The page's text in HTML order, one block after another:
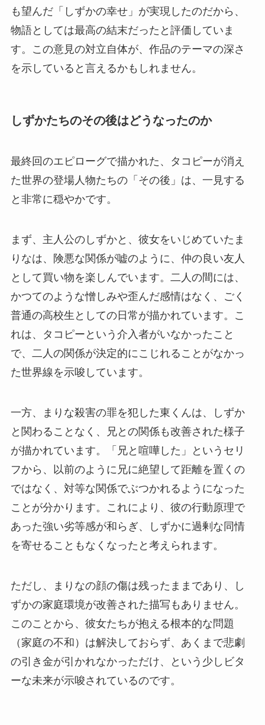
も望んだ「しずかの幸せ」が実現したのだから、
物語としては最高の結末だったと評価していま
す。この意見の対立自体が、作品のテーマの深さ
を示していると言えるかもしれません。
しずかたちのその後はどうなったのか
最終回のエピローグで描かれた、タコピーが消え
た世界の登場人物たちの「その後」は、一見する
と非常に穏やかです。
まず、主人公のしずかと、彼女をいじめていたま
りなは、険悪な関係が嘘のように、仲の良い友人
として買い物を楽しんでいます。二人の間には、
かつてのような憎しみや歪んだ感情はなく、ごく
普通の高校生としての日常が描かれています。こ
れは、タコピーという介入者がいなかったこと
で、二人の関係が決定的にこじれることがなかっ
た世界線を示唆しています。
一方、まりな殺害の罪を犯した東くんは、しずか
と関わることなく、兄との関係も改善された様子
が描かれています。「兄と喧嘩した」というセリ
フから、以前のように兄に絶望して距離を置くの
ではなく、対等な関係でぶつかれるようになった
ことが分かります。これにより、彼の行動原理で
あった強い劣等感が和らぎ、しずかに過剰な同情
を寄せることもなくなったと考えられます。
ただし、まりなの顔の傷は残ったままであり、し
ずかの家庭環境が改善された描写もありません。
このことから、彼女たちが抱える根本的な問題
（家庭の不和）は解決しておらず、あくまで悲劇
の引き金が引かれなかっただけ、という少しビタ
ーな未来が示唆されているのです。